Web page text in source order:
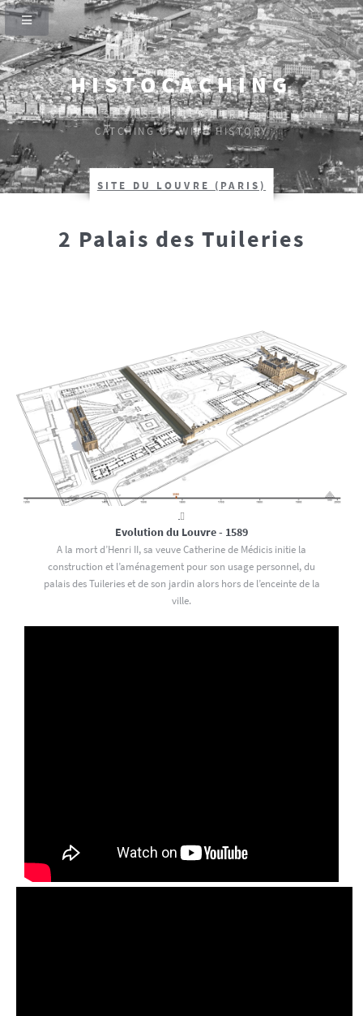
HISTOCACHING
SI CEUX-CI SE TAISENT, LES PIERRES CRIERONT.
CATCHING UP WITH HISTORY
SITE DU LOUVRE (PARIS)
2 Palais des Tuileries
Evolution du Louvre - 1589
A la mort d’Henri II, sa veuve Catherine de Médicis initie la
construction et l’aménagement pour son usage personnel, du
palais des Tuileries et de son jardin alors hors de l’enceinte de la
ville.